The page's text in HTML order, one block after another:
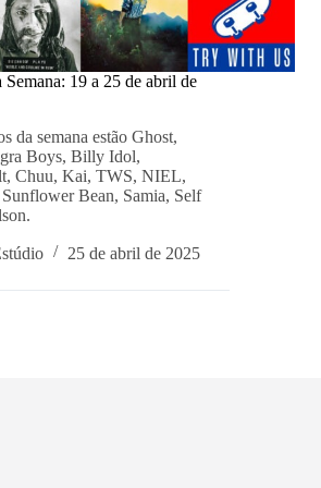
Semana: 19 a 25 de abril de
da semana estão Ghost,
Boys, Billy Idol,
Chuu, Kai, TWS, NIEL,
Bean, Samia, Self
25 de abril de 2025